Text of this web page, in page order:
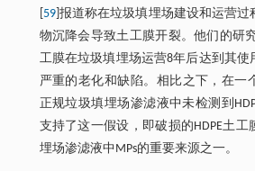
59]报道称在垃圾填埋场建设和运营过
物沉降会导致土工膜开裂。他们的研
工膜在垃圾填埋场运营8年后达到其使
严重的老化和缺陷。相比之下，在一
正规垃圾填埋场渗滤液中未检测到
支持了这一假设，即破损的HDPE土
埋场渗滤液中MPs的重要来源之一。